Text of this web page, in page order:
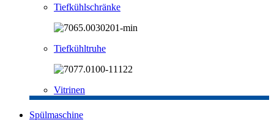
Tiefkühlschränke
Tiefkühltruhe
Vitrinen
Spülmaschine